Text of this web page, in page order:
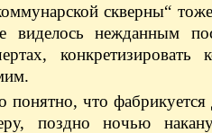
скверны“
виделось нежданным
конкретизировать
понятно, что фабрикуется
поздно ночью